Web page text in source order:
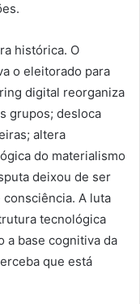
histórica. O
o eleitorado para
digital reorganiza
grupos; desloca
altera
do materialismo
deixou de ser
A luta
tecnológica
a base cognitiva da
que está